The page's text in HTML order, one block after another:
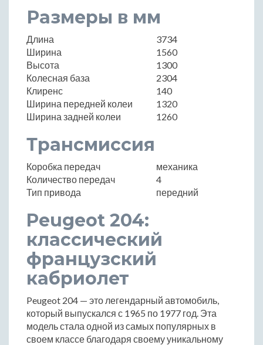
Размеры в мм
Длина
3734
Ширина
1560
Высота
1300
Колесная база
2304
Клиренс
140
Ширина передней колеи
1320
Ширина задней колеи
1260
Трансмиссия
Коробка передач
механика
Количество передач
4
Тип привода
передний
Peugeot 204:
классический
французский
кабриолет
Peugeot 204 — это легендарный автомобиль,
который выпускался с 1965 по 1977 год. Эта
модель стала одной из самых популярных в
своем классе благодаря своему уникальному